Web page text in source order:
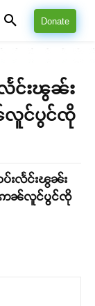
Donate
လႅင်းၽွၼ်း
လူင်ပွင်ၸို
ပ်းလႅင်းၽွၼ်း
ဢၼ်လူင်ပွင်ၸို